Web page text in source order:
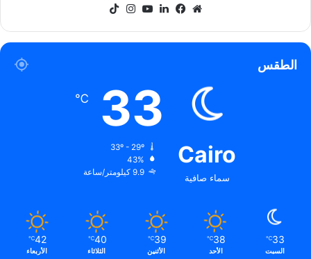
موقعفيسبوكلينكدإن‫YouTube
انستقرام
الطقس
Cairo
سماء صافية
33
℃
43%
9.9 كيلومتر/ساعة
33
℃
السبت
38
℃
الأحد
39
℃
الأثنين
40
℃
الثلاثاء
42
℃
الأربعاء